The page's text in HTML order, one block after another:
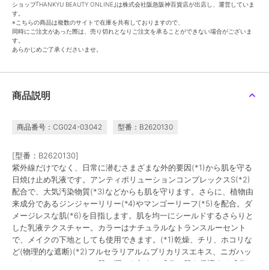
ショップ｢HANKYU BEAUTY ONLINE｣は株式会社阪急阪神百貨店が出店し、運営していま
す。
※こちらの商品は複数のサイトで在庫を共有しておりますので、
同時にご注文があった際は、売り切れとなりご注文を承ることができない場合がございま
す。
あらかじめご了承くださいませ。
商品説明
商品番号：CG024-03042 型番：B2620130
[型番：B2620130]
紫外線だけでなく、日常に潜むさまざまな外的要因(*1)から肌を守る
日焼け止め乳液です。アンティポリューションコンプレックスS(*2)
配合で、大気汚染物質(*3)などからも肌を守ります。さらに、植物由
来成分であるジンジャーリリー(*4)やマンゴーリーフ(*5)を配合。ダ
メージレスな肌(*6)を目指します。肌を均一にシールドするさらりと
した乳液テクスチャー。カラーはナチュラルなトランスルーセント
で、メイクの下地としても使用できます。(*1)乾燥、チリ、ホコリな
ど(物理的な遮断)(*2)フルセラリアルムブリカリスエキス、ニガハッ
カエキス、ジメチコン。肌に潤いを与える成分。肌を保護する成分